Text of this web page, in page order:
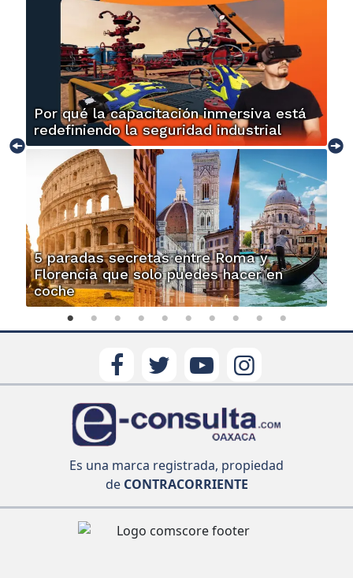
Por qué la capacitación inmersiva está
redefiniendo la seguridad industrial
5 paradas secretas entre Roma y
Florencia que solo puedes hacer en
coche
Es una marca registrada, propiedad
deCONTRACORRIENTE